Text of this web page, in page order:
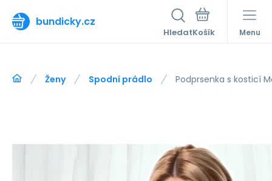
bundicky.cz
Hledat Menu
Ženy Spodní prádlo Podprsenka s kosticí